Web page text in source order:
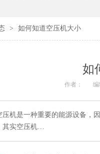
> 如何知道空压机大小
如
作者： 编
压机是一种重要的能源设备，
其实空压机…